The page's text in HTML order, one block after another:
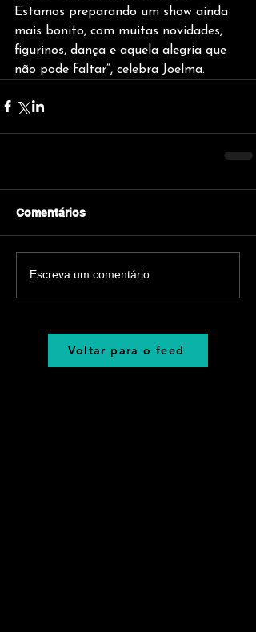
Estamos preparando um show ainda
mais bonito, com muitas novidades,
figurinos, dança e aquela alegria que
não pode faltar”, celebra Joelma.
Comentários
Escreva um comentário
Voltar para o feed